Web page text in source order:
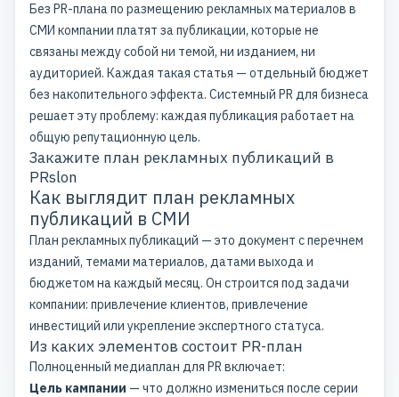
Без PR-плана по размещению рекламных материалов в
СМИ компании платят за публикации, которые не
связаны между собой ни темой, ни изданием, ни
аудиторией. Каждая такая статья — отдельный бюджет
без накопительного эффекта. Системный PR для бизнеса
решает эту проблему: каждая публикация работает на
общую репутационную цель.
Закажите план рекламных публикаций в
PRslon
Как выглядит план рекламных
публикаций в СМИ
План рекламных публикаций — это документ с перечнем
изданий, темами материалов, датами выхода и
бюджетом на каждый месяц. Он строится под задачи
компании: привлечение клиентов, привлечение
инвестиций или укрепление экспертного статуса.
Из каких элементов состоит PR-план
Полноценный медиаплан для PR включает:
Цель кампании — что должно измениться после серии